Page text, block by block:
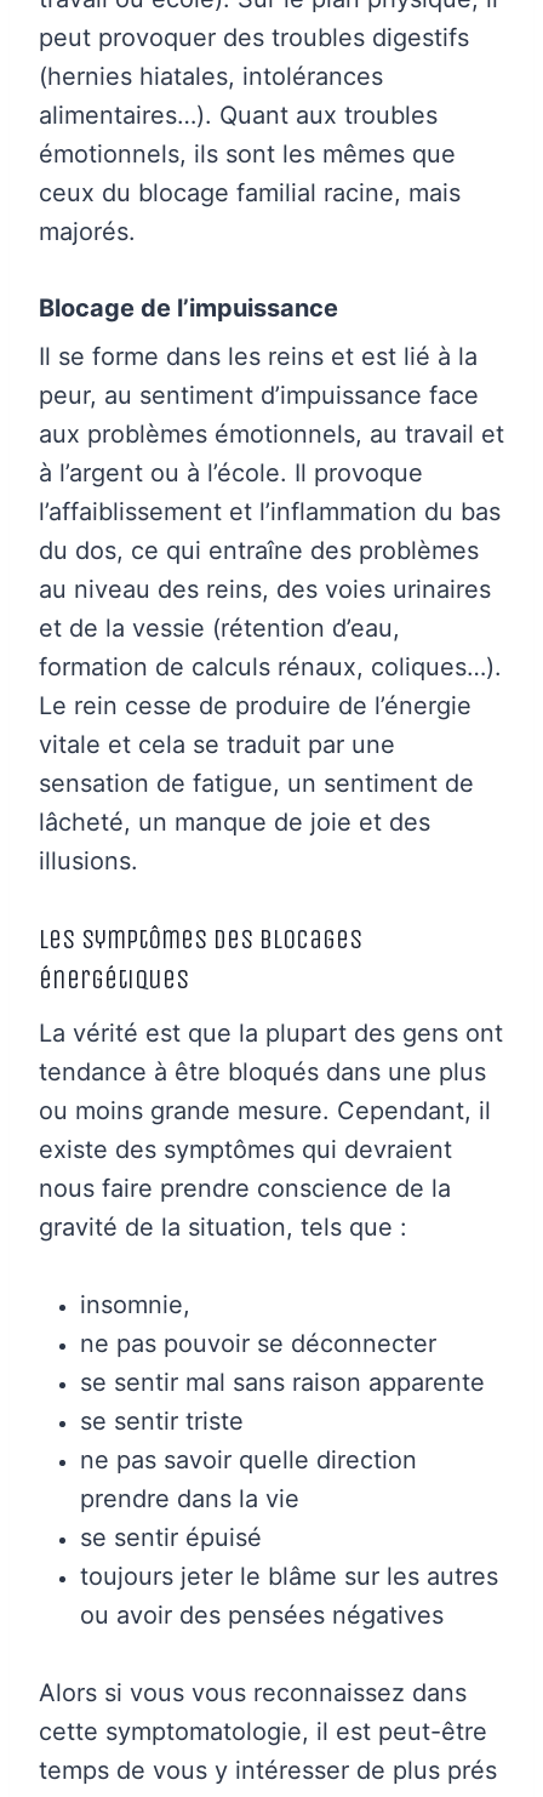
peut provoquer des troubles digestifs
(hernies hiatales, intolérances
alimentaires…). Quant aux troubles
émotionnels, ils sont les mêmes que
ceux du blocage familial racine, mais
majorés.
Blocage de l’impuissance
Il se forme dans les reins et est lié à la
peur, au sentiment d’impuissance face
aux problèmes émotionnels, au travail et
à l’argent ou à l’école. Il provoque
l’affaiblissement et l’inflammation du bas
du dos, ce qui entraîne des problèmes
au niveau des reins, des voies urinaires
et de la vessie (rétention d’eau,
formation de calculs rénaux, coliques…).
Le rein cesse de produire de l’énergie
vitale et cela se traduit par une
sensation de fatigue, un sentiment de
lâcheté, un manque de joie et des
illusions.
Les symptômes des blocages
énergétiques
La vérité est que la plupart des gens ont
tendance à être bloqués dans une plus
ou moins grande mesure. Cependant, il
existe des symptômes qui devraient
nous faire prendre conscience de la
gravité de la situation, tels que :
insomnie,
ne pas pouvoir se déconnecter
se sentir mal sans raison apparente
se sentir triste
ne pas savoir quelle direction
prendre dans la vie
se sentir épuisé
toujours jeter le blâme sur les autres
ou avoir des pensées négatives
Alors si vous vous reconnaissez dans
cette symptomatologie, il est peut-être
temps de vous y intéresser de plus prés